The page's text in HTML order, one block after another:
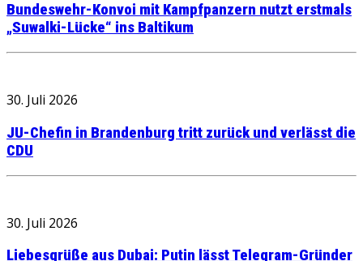
Bundeswehr-Konvoi mit Kampfpanzern nutzt erstmals
„Suwalki-Lücke“ ins Baltikum
30. Juli 2026
JU-Chefin in Brandenburg tritt zurück und verlässt die
CDU
30. Juli 2026
Liebesgrüße aus Dubai: Putin lässt Telegram-Gründer